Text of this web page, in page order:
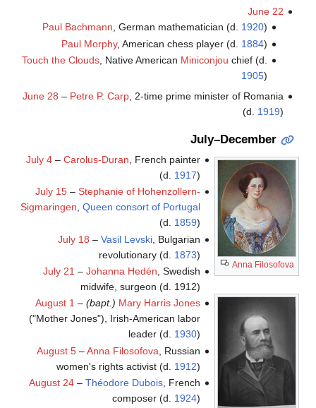
June 22
Paul Bachmann, German mathematician (d. 1920)
Paul Morphy, American chess player (d. 1884)
Touch the Clouds, Native American Miniconjou chief (d.
1905)
June 28 – Petre P. Carp, 2-time prime minister of Romania
(d. 1919)
July–December
Anna Filosofova
July 4 –Carolus-Duran , French painter
(d. 1917)
July 15 –Stephanie of Hohenzollern-
Sigmaringen,Queen consort of Portugal
(d. 1859)
July 18 –Vasil Levski , Bulgarian
revolutionary (d. 1873)
July 21 –Johanna Hedén , Swedish
midwife, surgeon (d. 1912)
August 1 –(bapt.) Mary Harris Jones
("Mother Jones"), Irish-American labor
leader (d. 1930)
August 5 –Anna Filosofova , Russian
women's rights activist (d. 1912)
August 24 –Théodore Dubois , French
composer (d. 1924)